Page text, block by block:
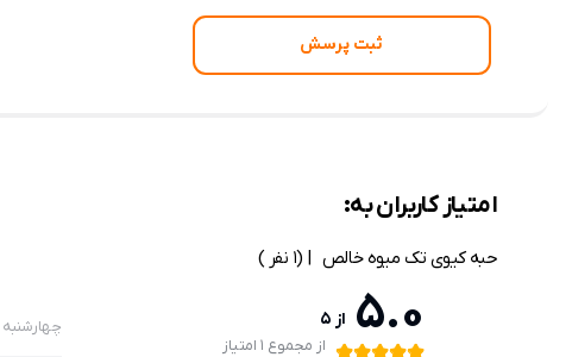
ثبت پرسش
امتیاز کاربران به:
حبه کیوی تک میوه خالص | (1 نفر )
5.0 از 5
از مجموع 1 امتیاز
چهارشنبه 17 اردیبهشت 1404